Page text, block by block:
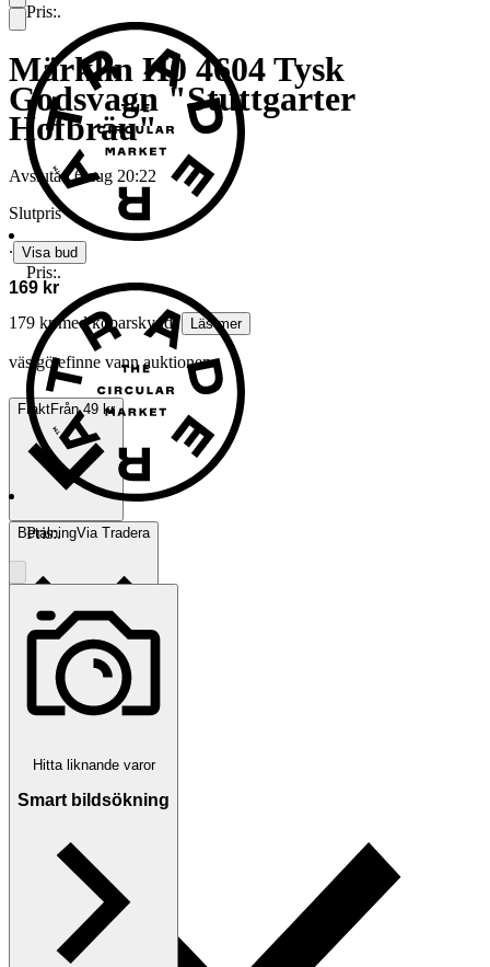
Märklin H0 4604 Tysk
Godsvagn "Stuttgarter
Hofbräu"
Avslutad 6 aug 20:22
Slutpris
∙ Visa bud
169 kr
179 kr med köparskydd.
Läs mer
västgötefinne vann auktionen
FraktFrån 49 kr
BetalningVia Tradera
Traderas köparskydd
Pris:.
Pris:.
Pris:.
Hitta liknande varor
Smart bildsökning